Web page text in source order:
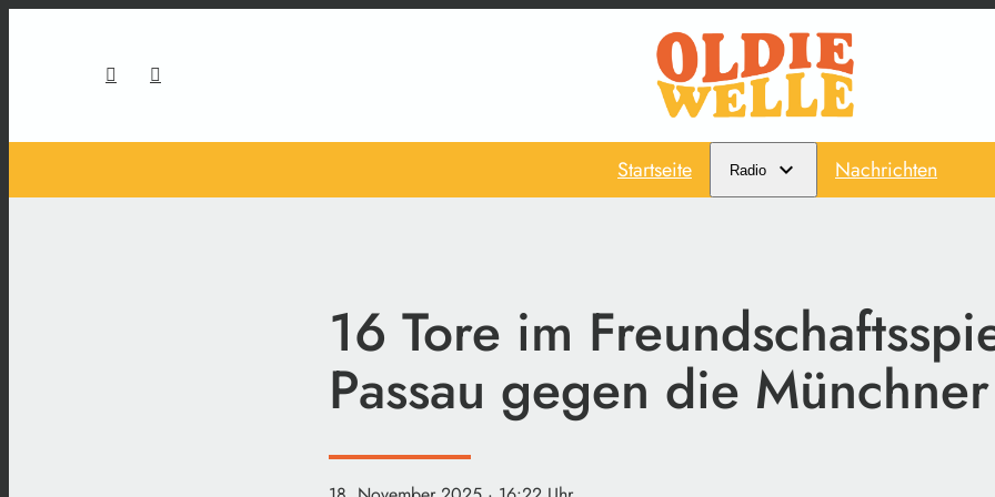
Startseite Radio Nachrichten
16 Tore im
Passau gegen die